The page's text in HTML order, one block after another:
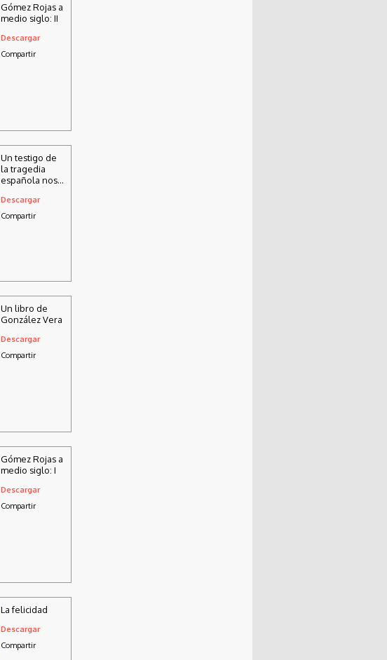
Gómez Rojas a
medio siglo: II
Descargar
Compartir
Un testigo de
la tragedia
española nos
impresiones
Descargar
Compartir
Un libro de
González Vera
Descargar
Compartir
Gómez Rojas a
medio siglo: I
Descargar
Compartir
La felicidad
Descargar
Compartir